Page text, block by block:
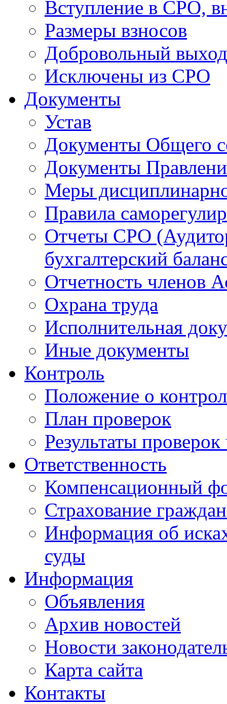
Вступление в СРО,
Размеры взносов
Добровольный
Исключены из СРО
Документы
Устав
Документы Общего
Документы
Меры
Правила
Отчеты СРО
бухгалтерский
Отчетность членов
Охрана труда
Исполнительная
Иные документы
Контроль
Положение о
План проверок
Результаты
Ответственность
Компенсационный
Страхование
Информация об
суды
Информация
Объявления
Архив новостей
Новости
Карта сайта
Контакты